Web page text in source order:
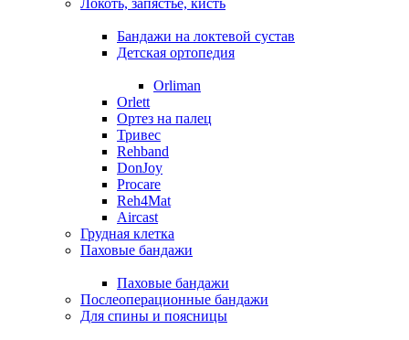
Локоть, запястье, кисть
Бандажи на локтевой сустав
Детская ортопедия
Orliman
Orlett
Ортез на палец
Тривес
Rehband
DonJoy
Procare
Reh4Mat
Aircast
Грудная клетка
Паховые бандажи
Паховые бандажи
Послеоперационные бандажи
Для спины и поясницы